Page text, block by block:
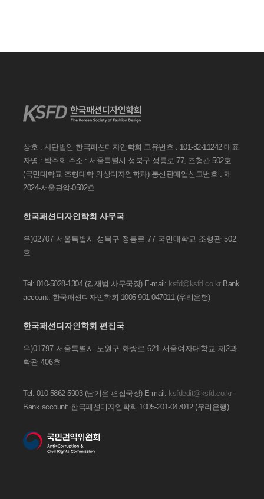
상호 : 사단법인 한국패션디자인학회 고유번호 : 101-82-11242 대표
자명 : 박주희 주소 : 서울특별시 성북구 정릉로 77, 조형관 502호
(국민대학교 조형대학 의상디자인학과)통신판매업신고번호 : 제
2024-서울관악-0502호
한국패션디자인학회 사무국
우)02707 서울특별시 성북구 정릉로 77 국민대학교 조형관 502
호
Tel: 010-5028-1304 (김재범 사무국장)E-mail: ksfd@ksfd.co.kr Bank
account: 한국패션디자인학회 1005-901-047011 (우리은행)
한국패션디자인학회 편집국
우)01797 서울특별시 노원구 화랑로 621 서울여자대학교 제2과
학관 406호
Tel: 010-5862-5903 (남기은 편집국장)E-mail: ksfdedit@ksfd.co.kr
Bank account: 한국패션디자인학회 1005-201-047012 (우리은행)